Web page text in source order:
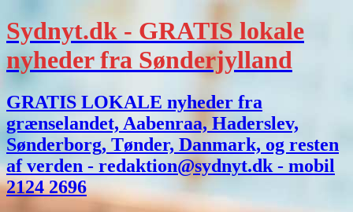
Sydnyt.dk - GRATIS lokale
nyheder fra Sønderjylland
GRATIS LOKALE nyheder fra
grænselandet, Aabenraa, Haderslev,
Sønderborg, Tønder, Danmark, og resten
af verden - redaktion@sydnyt.dk - mobil
2124 2696